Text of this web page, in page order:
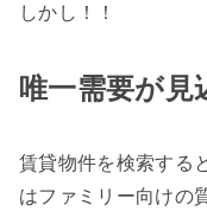
しかし！！
唯一需要が見
賃貸物件を検索する
はファミリー向けの